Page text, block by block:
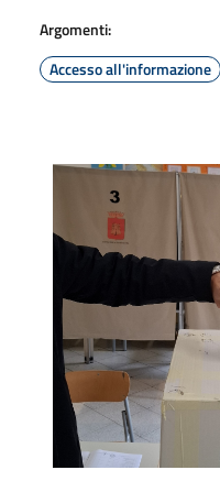
Argomenti:
Accesso all'informazione